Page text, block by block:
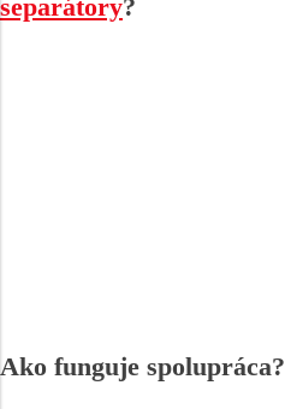
separátory?
Ako funguje spolupráca?